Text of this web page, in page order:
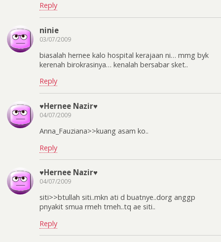
Reply
ninie
03/07/2009
biasalah hernee kalo hospital kerajaan ni… mmg byk
kerenah birokrasinya… kenalah bersabar sket..
Reply
♥Hernee Nazir♥
04/07/2009
Anna_Fauziana>>kuang asam ko..
Reply
♥Hernee Nazir♥
04/07/2009
siti>>btullah siti..mkn ati d buatnye..dorg anggp
pnyakit smua rmeh tmeh..tq ae siti..
Reply